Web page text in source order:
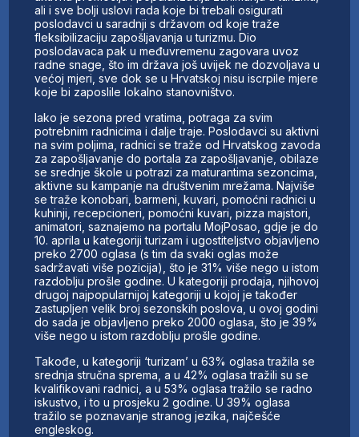
ali i sve bolji uslovi rada koje bi trebali osigurati
poslodavci u saradnji s državom od koje traže
fleksibilizaciju zapošljavanja u turizmu. Dio
poslodavaca pak u međuvremenu zagovara uvoz
radne snage, što im država još uvijek ne dozvoljava u
većoj mjeri, sve dok se u Hrvatskoj nisu iscrpile mjere
koje bi zaposlile lokalno stanovništvo.
Iako je sezona pred vratima, potraga za svim
potrebnim radnicima i dalje traje. Poslodavci su aktivni
na svim poljima, radnici se traže od Hrvatskog zavoda
za zapošljavanje do portala za zapošljavanje, obilaze
se srednje škole u potrazi za maturantima sezoncima,
aktivne su kampanje na društvenim mrežama. Najviše
se traže konobari, barmeni, kuvari, pomoćni radnici u
kuhinji, recepcioneri, pomoćni kuvari, pizza majstori,
animatori, saznajemo na portalu MojPosao, gdje je do
10. aprila u kategoriji turizam i ugostiteljstvo objavljeno
preko 2700 oglasa (s tim da svaki oglas može
sadržavati više pozicija), što je 31% više nego u istom
razdoblju prošle godine. U kategoriji prodaja, njihovoj
drugoj najpopularnijoj kategoriji u kojoj je također
zastupljen velik broj sezonskih poslova, u ovoj godini
do sada je objavljeno preko 2000 oglasa, što je 39%
više nego u istom razdoblju prošle godine.
Takođe, u kategoriji ‘turizam’ u 63% oglasa tražila se
srednja stručna sprema, a u 42% oglasa tražili su se
kvalifikovani radnici, a u 53% oglasa tražilo se radno
iskustvo, i to u prosjeku 2 godine. U 39% oglasa
tražilo se poznavanje stranog jezika, najčešće
engleskog.